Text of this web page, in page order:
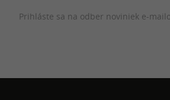
Prihláste sa na odber noviniek e-